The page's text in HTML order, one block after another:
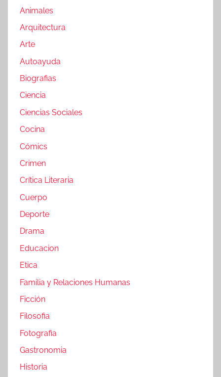
Animales
Arquitectura
Arte
Autoayuda
Biografias
Ciencia
Ciencias Sociales
Cocina
Cómics
Crimen
Crítica Literaria
Cuerpo
Deporte
Drama
Educacion
Etica
Familia y Relaciones Humanas
Ficción
Filosofia
Fotografia
Gastronomia
Historia